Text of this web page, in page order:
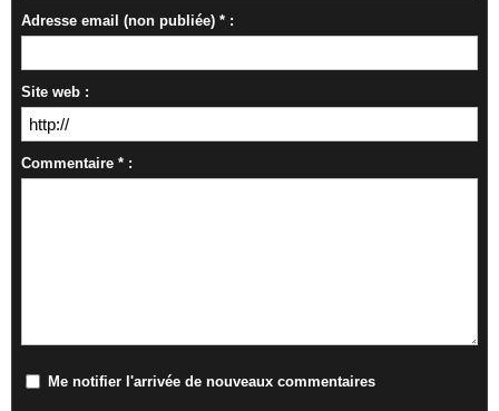
Adresse email (non publiée) * :
Site web :
Commentaire * :
Me notifier l'arrivée de nouveaux commentaires